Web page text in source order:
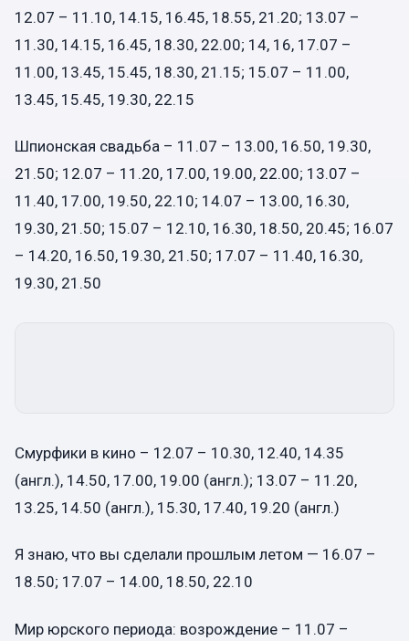
12.07 – 11.10, 14.15, 16.45, 18.55, 21.20; 13.07 –
11.30, 14.15, 16.45, 18.30, 22.00; 14, 16, 17.07 –
11.00, 13.45, 15.45, 18.30, 21.15; 15.07 – 11.00,
13.45, 15.45, 19.30, 22.15
Шпионская свадьба – 11.07 – 13.00, 16.50, 19.30,
21.50; 12.07 – 11.20, 17.00, 19.00, 22.00; 13.07 –
11.40, 17.00, 19.50, 22.10; 14.07 – 13.00, 16.30,
19.30, 21.50; 15.07 – 12.10, 16.30, 18.50, 20.45; 16.07
– 14.20, 16.50, 19.30, 21.50; 17.07 – 11.40, 16.30,
19.30, 21.50
Смурфики в кино – 12.07 – 10.30, 12.40, 14.35
(англ.), 14.50, 17.00, 19.00 (англ.); 13.07 – 11.20,
13.25, 14.50 (англ.), 15.30, 17.40, 19.20 (англ.)
Я знаю, что вы сделали прошлым летом — 16.07 –
18.50; 17.07 – 14.00, 18.50, 22.10
Мир юрского периода: возрождение – 11.07 –